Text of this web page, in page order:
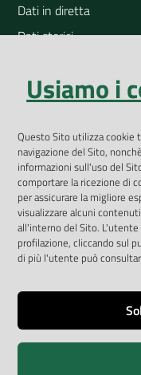
Dati in diretta
Dati storici
Open Data
App Arpav
Rapporti regionali
Le Infografiche
Dispenser dati
Vai alla pagina
Privacy
Usiamo i
Questo Sito utilizza cookie
navigazione del Sito,
informazioni sull'uso del
comportare la ricezione di
per assicurare la migliore
visualizzare alcuni
all'interno del Sito.
profilazione, cliccando sul
di più l'utente può